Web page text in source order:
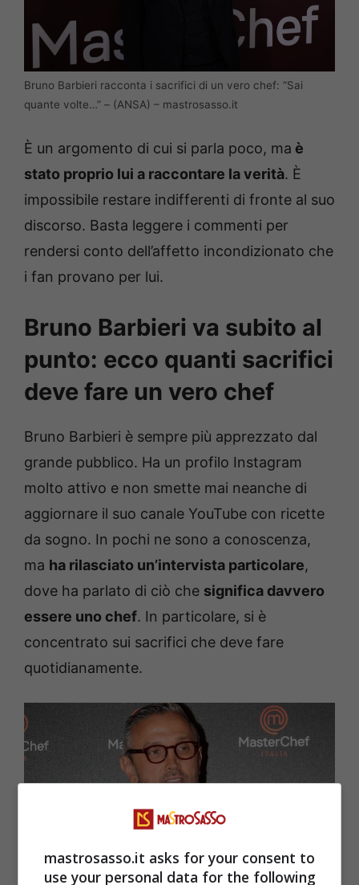
Bruno Barbieri racconta i sacrifici di un vero chef: “Sai
quante volte…” – (ANSA) – mastrosasso.it
È un argomento di cui si parla poco, ma è
stato proprio lui a raccontare la verità. È
impossibile restare indifferenti di fronte al suo
discorso. Basta leggere i commenti per
rendersi conto dell’affetto incondizionato che
i fan provano per lui.
Bruno Barbieri va subito al
punto: ecco quanti sacrifici
deve fare un vero chef
Bruno Barbieri è sempre più apprezzato dal
grande pubblico. Ha un profilo Instagram
molto attivo e non smette mai neanche di
aggiornare il suo canale YouTube con ricette
da sogno. In pochi ne sono a conoscenza,
ma ha rilasciato un’intervista particolare,
dove ha parlato di ciò che significa davvero
essere uno chef. In particolare, si è
concentrato sui sacrifici che deve fare
quotidianamente.
mastrosasso.it asks for your consent to
use your personal data for the following